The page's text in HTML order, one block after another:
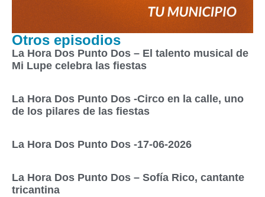
Otros episodios
La Hora Dos Punto Dos – El talento musical de
Mi Lupe celebra las fiestas
La Hora Dos Punto Dos -Circo en la calle, uno
de los pilares de las fiestas
La Hora Dos Punto Dos -17-06-2026
La Hora Dos Punto Dos – Sofía Rico, cantante
tricantina